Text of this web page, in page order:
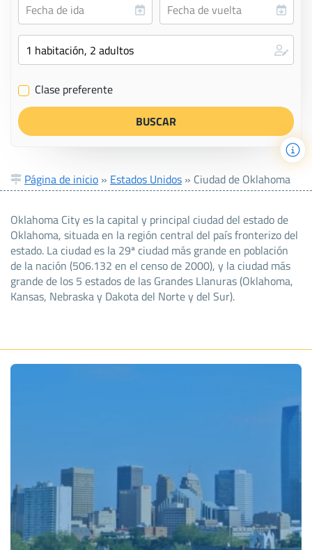
✔ Clase preferente
Página de inicio » Estados Unidos » Ciudad de Oklahoma
Oklahoma City es la capital y principal ciudad del estado de
Oklahoma, situada en la región central del país fronterizo del
estado. La ciudad es la 29ª ciudad más grande en población
de la nación (506.132 en el censo de 2000), y la ciudad más
grande de los 5 estados de las Grandes Llanuras (Oklahoma,
Kansas, Nebraska y Dakota del Norte y del Sur).